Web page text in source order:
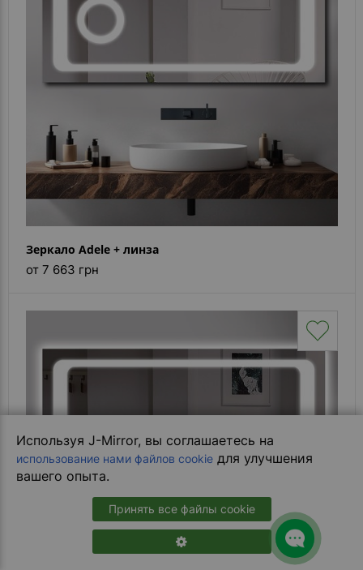
Используя J-Mirror, вы соглашаетесь на
использование нами файлов cookie для улучшения
вашего опыта.
Принять все файлы cookie
Зеркало Adele + линза
от 7 663 грн